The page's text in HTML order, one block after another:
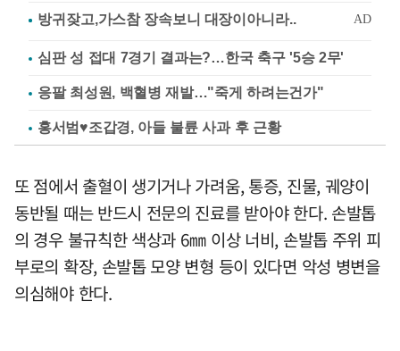
심판 성 접대 7경기 결과는?…한국 축구 '5승 2무'
응팔 최성원, 백혈병 재발…"죽게 하려는건가"
홍서범♥조갑경, 아들 불륜 사과 후 근황
또 점에서 출혈이 생기거나 가려움, 통증, 진물, 궤양이
동반될 때는 반드시 전문의 진료를 받아야 한다. 손발톱
의 경우 불규칙한 색상과 6㎜ 이상 너비, 손발톱 주위 피
부로의 확장, 손발톱 모양 변형 등이 있다면 악성 병변을
의심해야 한다.